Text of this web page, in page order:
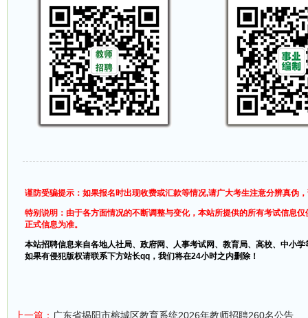
谨防受骗提示：如果报名时出现收费或汇款等情况,请广大考生注意分辨真伪
特别说明：由于各方面情况的不断调整与变化，本站所提供的所有考试信息
正式信息为准。
本站招聘信息来自各地人社局、政府网、人事考试网、教育局、高校、中小
如果有侵犯版权请联系下方站长qq，我们将在24小时之内删除！
上一篇： 广东省揭阳市榕城区教育系统2026年教师招聘260名公告